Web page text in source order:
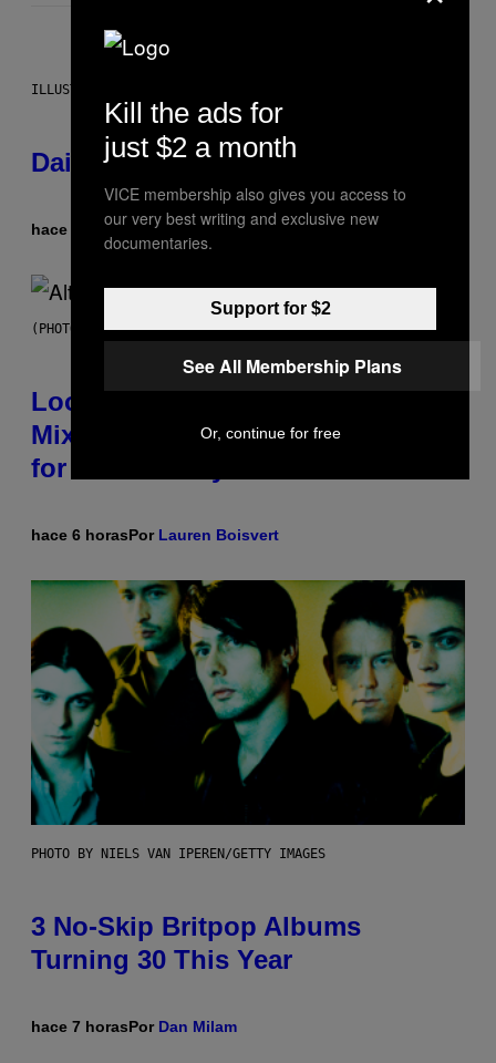
ILLUSTRATION BY REESA.
Daily Horoscope: August 6, 2026
hace 32 minutosPorAshley Fike
(PHOTO BY MICK HUTSON/REDFERNS)
Looking For the Perfect Alt-Rock
Mixtape for Your Boo? I Made It
for You Already
hace 6 horasPor Lauren Boisvert
PHOTO BY NIELS VAN IPEREN/GETTY IMAGES
3 No-Skip Britpop Albums
Turning 30 This Year
hace 7 horasPor Dan Milam
Kill the ads for
just $2 a month
VICE membership also gives you access to
our very best writing and exclusive new
documentaries.
Support for $2
See All Membership Plans
Or, continue for free